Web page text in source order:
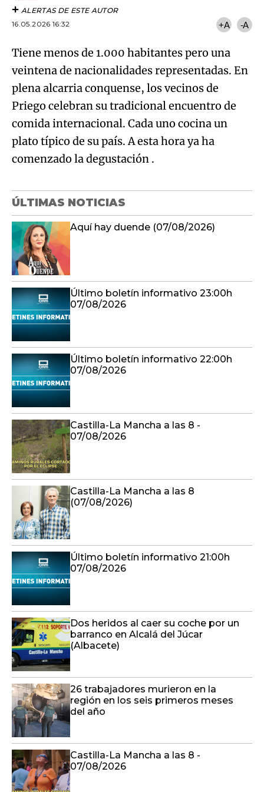
ALERTAS DE ESTE AUTOR
16.05.2026 16:32
+A -A
Tiene menos de 1.000 habitantes pero una
veintena de nacionalidades representadas. En
plena alcarria conquense, los vecinos de
Priego celebran su tradicional encuentro de
comida internacional. Cada uno cocina un
plato típico de su país. A esta hora ya ha
comenzado la degustación .
ÚLTIMAS NOTICIAS
Aquí hay duende (07/08/2026)
Último boletín informativo 23:00h
07/08/2026
Último boletín informativo 22:00h
07/08/2026
Castilla-La Mancha a las 8 -
07/08/2026
Castilla-La Mancha a las 8
(07/08/2026)
Último boletín informativo 21:00h
07/08/2026
Dos heridos al caer su coche por un
barranco en Alcalá del Júcar
(Albacete)
26 trabajadores murieron en la
región en los seis primeros meses
del año
Castilla-La Mancha a las 8 -
07/08/2026